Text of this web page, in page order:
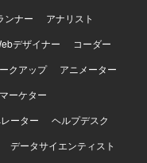
ンナー
アナリスト
デザイナー
コーダー
クアップ
アニメーター
マーケター
ーター
ヘルプデスク
データサイエンティスト